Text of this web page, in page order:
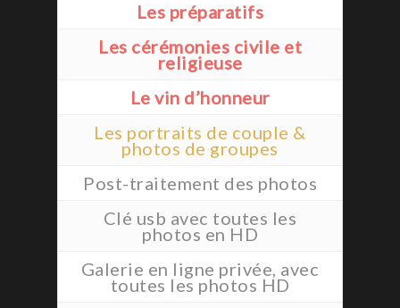
Les préparatifs
Les cérémonies civile et
religieuse
Le vin d’honneur
Les portraits de couple &
photos de groupes
Post-traitement des photos
Clé usb avec toutes les
photos en HD
Galerie en ligne privée, avec
toutes les photos HD